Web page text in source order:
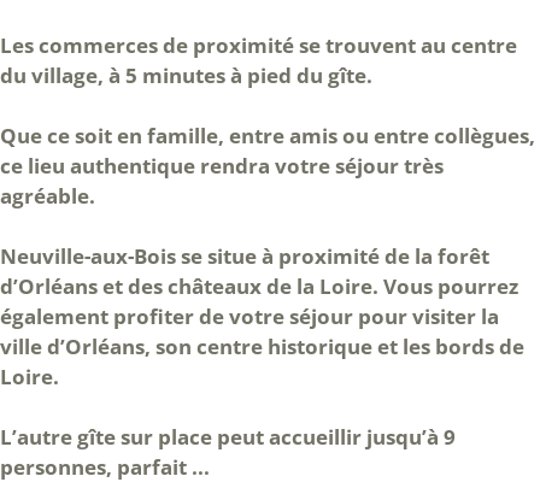
Les commerces de proximité se trouvent au centre
du village, à 5 minutes à pied du gîte.
Que ce soit en famille, entre amis ou entre collègues,
ce lieu authentique rendra votre séjour très
agréable.
Neuville-aux-Bois se situe à proximité de la forêt
d’Orléans et des châteaux de la Loire. Vous pourrez
également profiter de votre séjour pour visiter la
ville d’Orléans, son centre historique et les bords de
Loire.
L’autre gîte sur place peut accueillir jusqu’à 9
personnes, parfait ...